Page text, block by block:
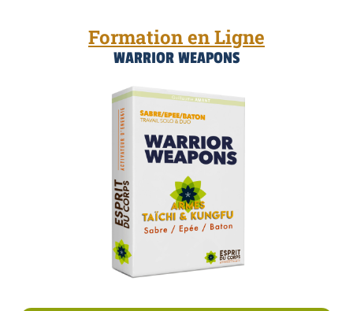
Formation en Ligne
WARRIOR WEAPONS